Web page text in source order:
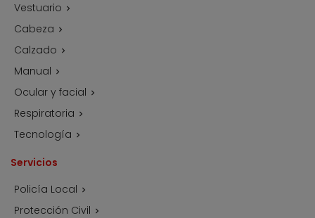
Vestuario 
Cabeza 
Calzado 
Manual 
Ocular y facial 
Respiratoria 
Tecnología 
Servicios
Policía Local 
Protección Civil 